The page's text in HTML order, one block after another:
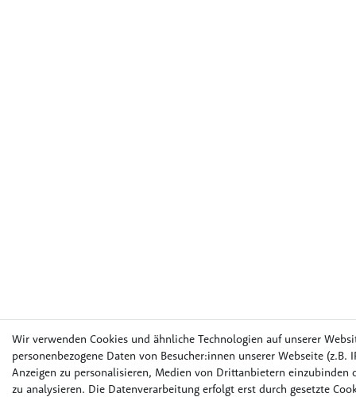
Wir verwenden Cookies und ähnliche Technologien auf unserer
personenbezogene Daten von Besucher:innen unserer Webseite (z.B.
Anzeigen zu personalisieren, Medien von Drittanbietern einzubinden
zu analysieren. Die Datenverarbeitung erfolgt erst durch gesetzte